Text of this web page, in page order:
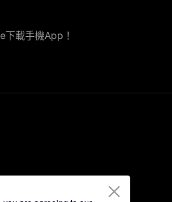
下載手機App！